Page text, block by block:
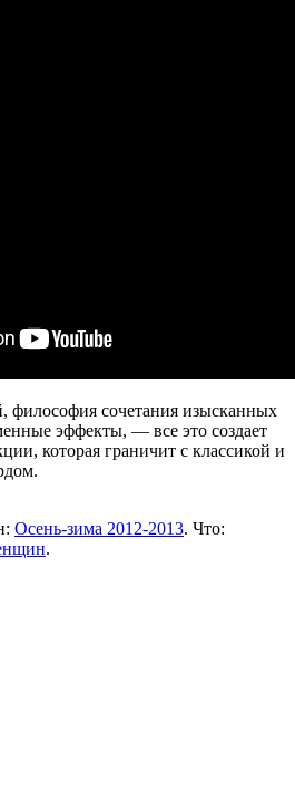
философия сочетания изысканных
эффекты, — все это создает
которая граничит с классикой и
Осень-зима 2012-2013. Что:
.